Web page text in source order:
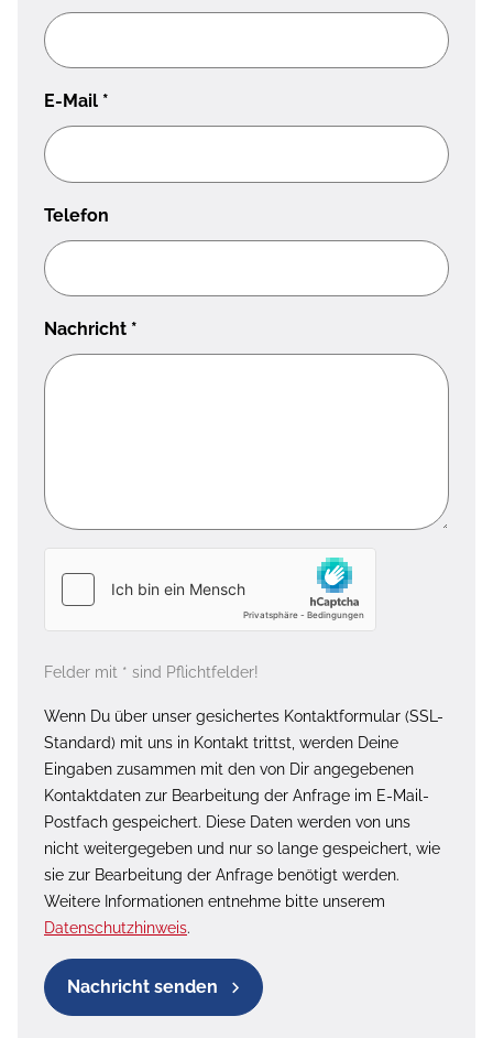
E-Mail *
Telefon
Nachricht *
Felder mit * sind Pflichtfelder!
Wenn Du über unser gesichertes Kontaktformular (SSL-
Standard) mit uns in Kontakt trittst, werden Deine
Eingaben zusammen mit den von Dir angegebenen
Kontaktdaten zur Bearbeitung der Anfrage im E-Mail-
Postfach gespeichert. Diese Daten werden von uns
nicht weitergegeben und nur so lange gespeichert, wie
sie zur Bearbeitung der Anfrage benötigt werden.
Weitere Informationen entnehme bitte unserem
Datenschutzhinweis.
Nachricht senden